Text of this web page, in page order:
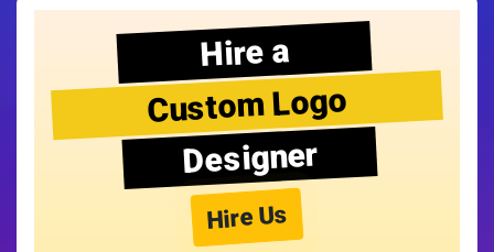
Hire a
Custom Logo
Designer
Hire Us